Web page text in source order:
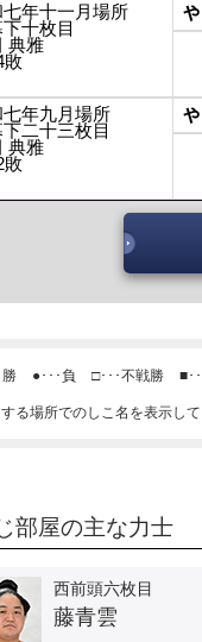
年十一月場所
十枚目
典雅
敗
年九月場所
二十三枚目
典雅
敗
●･･･負 □･･･不戦勝 ■･
る場所でのしこ名を表示し
部屋の主な力士
西前頭六枚目
藤青雲